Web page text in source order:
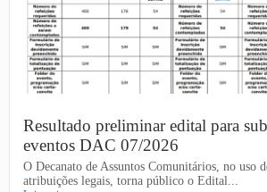
Resultado preliminar edital para
eventos DAC 07/2026
O Decanato de Assuntos Comunitários, no uso
atribuições legais, torna público o Edital...